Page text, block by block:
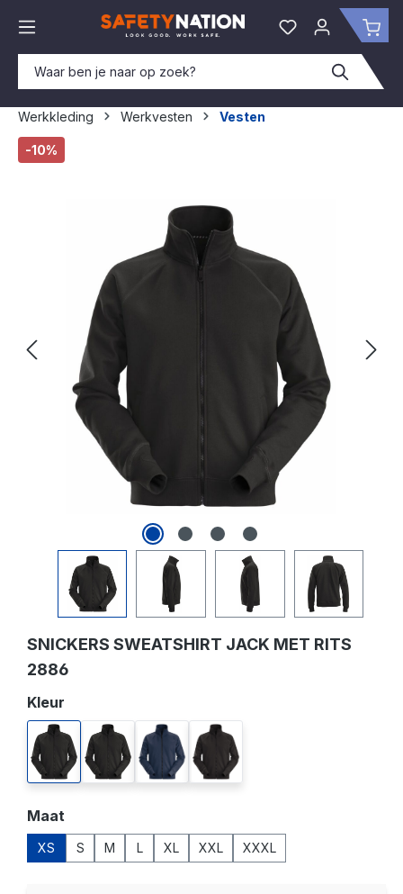
Je hebt 0 items
Werkkleding Werkvesten
Vesten
Afbeeldingengalerij overslaan
-10%
SNICKERS SWEATSHIRT JACK MET RITS
2886
Selecteer
Kleur
bosgroen chili rood donker blauw
zwart
Selecteer
Maat
XS S M L XL XXL XXXL